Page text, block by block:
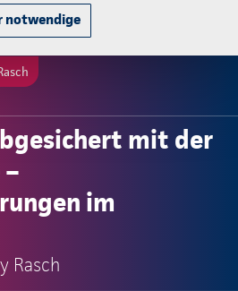
notwendige
mit der
im
Rasch